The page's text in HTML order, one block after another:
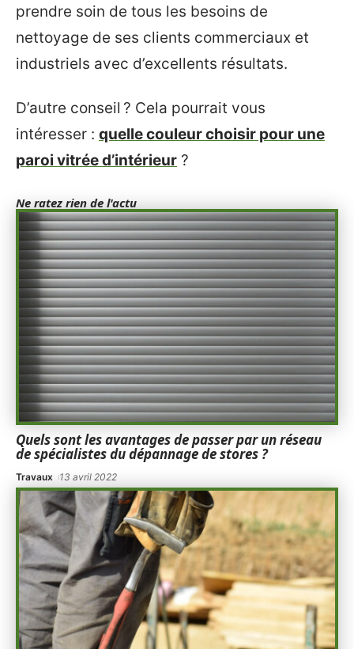
prendre soin de tous les besoins de
nettoyage de ses clients commerciaux et
industriels avec d’excellents résultats.
D’autre conseil ? Cela pourrait vous
intéresser : quelle couleur choisir pour une
paroi vitrée d’intérieur ?
Ne ratez rien de l'actu
Quels sont les avantages de passer par un réseau
de spécialistes du dépannage de stores ?
Travaux 13 avril 2022